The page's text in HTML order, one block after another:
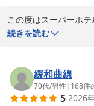
す。これからも、お
提供できるよう心掛
大垣は夏の暑さが続き
またのご宿泊をスタ
スーパーホテル大垣駅
この度はスーパーホ
ございます。
になられたとのお言
たしました。
また、ウェルカムバ
続きを読む
緩和曲線
70代/男性 | 168件
5 2026